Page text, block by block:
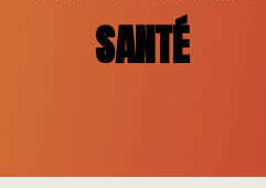
SANTÉ